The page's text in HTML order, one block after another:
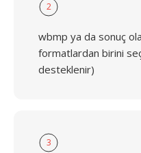
2
wbmp ya da sonuç
formatlardan birini
desteklenir)
3